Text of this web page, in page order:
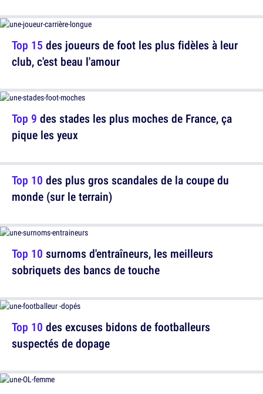
Top 15 des joueurs de foot les plus fidèles à leur
club, c'est beau l'amour
Top 10 des plus gros scandales de la coupe du
monde (sur le terrain)
Top 10 des excuses bidons de footballeurs
suspectés de dopage
Top 9 des stades les plus moches de France, ça
pique les yeux
Top 10 surnoms d'entraîneurs, les meilleurs
sobriquets des bancs de touche